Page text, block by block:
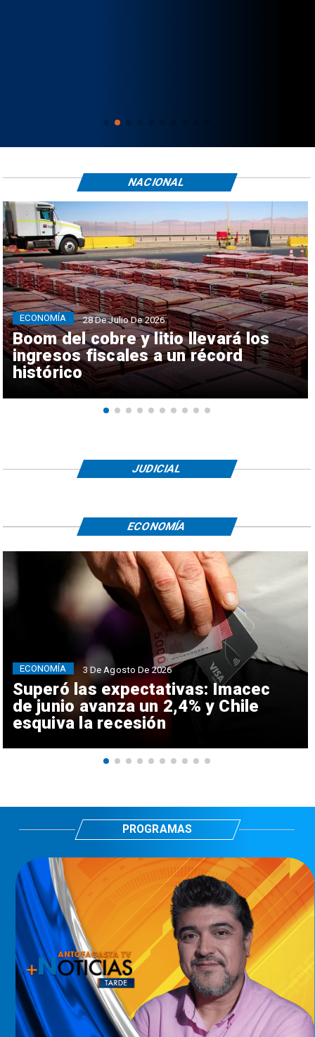
Boom del cobre y litio llevará los
ingresos fiscales a un récord
histórico
ECONOMÍA 28 De Julio De 2026
NACIONAL
JUDICIAL
Superó las expectativas: Imacec
de junio avanza un 2,4% y Chile
esquiva la recesión
ECONOMÍA 3 De Agosto De 2026
ECONOMÍA
PROGRAMAS